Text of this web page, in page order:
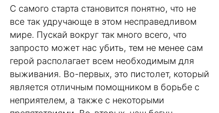
С самого старта становится понятно, что не
все так удручающе в этом несправедливом
мире. Пускай вокруг так много всего, что
запросто может нас убить, тем не менее сам
герой располагает всем необходимым для
выживания. Во-первых, это пистолет, который
является отличным помощником в борьбе с
неприятелем, а также с некоторыми